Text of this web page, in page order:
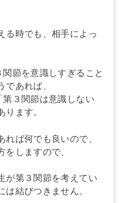
る時でも、相手によっ
節を意識しすぎること
であれば、
３関節は意識しない
ります。
れば何でも良いので、
をしますので、
が第３関節を考えてい
は結びつきません。